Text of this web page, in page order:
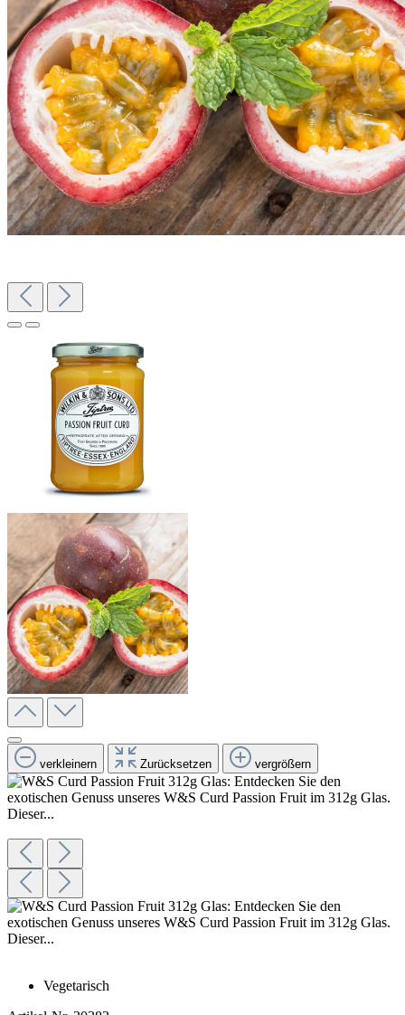
verkleinern Zurücksetzen vergrößern
Vegetarisch